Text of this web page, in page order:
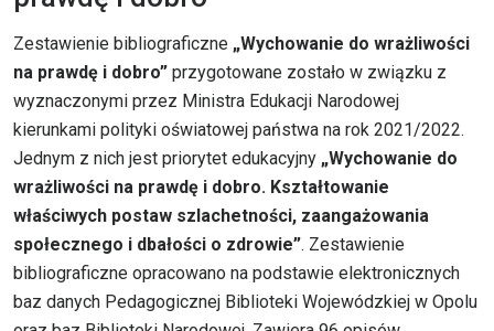
Zestawienie bibliograficzne „Wychowanie do wrażliwości
na prawdę i dobro” przygotowane zostało w związku z
wyznaczonymi przez Ministra Edukacji Narodowej
kierunkami polityki oświatowej państwa na rok 2021/2022.
Jednym z nich jest priorytet edukacyjny „Wychowanie do
wrażliwości na prawdę i dobro. Kształtowanie
właściwych postaw szlachetności, zaangażowania
społecznego i dbałości o zdrowie”. Zestawienie
bibliograficzne opracowano na podstawie elektronicznych
baz danych Pedagogicznej Biblioteki Wojewódzkiej w Opolu